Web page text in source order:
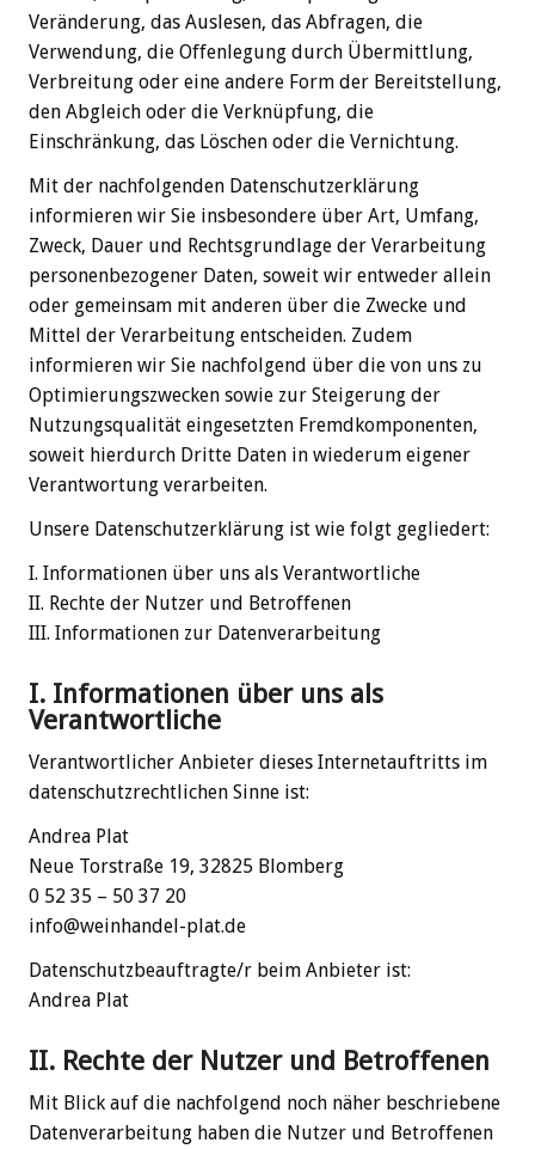
Veränderung, das Auslesen, das Abfragen, die
Verwendung, die Offenlegung durch Übermittlung,
Verbreitung oder eine andere Form der Bereitstellung,
den Abgleich oder die Verknüpfung, die
Einschränkung, das Löschen oder die Vernichtung.
Mit der nachfolgenden Datenschutzerklärung
informieren wir Sie insbesondere über Art, Umfang,
Zweck, Dauer und Rechtsgrundlage der Verarbeitung
personenbezogener Daten, soweit wir entweder allein
oder gemeinsam mit anderen über die Zwecke und
Mittel der Verarbeitung entscheiden. Zudem
informieren wir Sie nachfolgend über die von uns zu
Optimierungszwecken sowie zur Steigerung der
Nutzungsqualität eingesetzten Fremdkomponenten,
soweit hierdurch Dritte Daten in wiederum eigener
Verantwortung verarbeiten.
Unsere Datenschutzerklärung ist wie folgt gegliedert:
I. Informationen über uns als Verantwortliche
II. Rechte der Nutzer und Betroffenen
III. Informationen zur Datenverarbeitung
I. Informationen über uns als
Verantwortliche
Verantwortlicher Anbieter dieses Internetauftritts im
datenschutzrechtlichen Sinne ist:
Andrea Plat
Neue Torstraße 19, 32825 Blomberg
0 52 35 – 50 37 20
info@weinhandel-plat.de
Datenschutzbeauftragte/r beim Anbieter ist:
Andrea Plat
II. Rechte der Nutzer und Betroffenen
Mit Blick auf die nachfolgend noch näher beschriebene
Datenverarbeitung haben die Nutzer und Betroffenen